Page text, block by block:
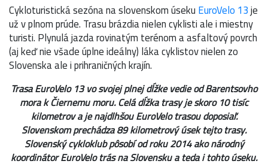
Cykloturistická sezóna na slovenskom úsekuEuroVelo 13je
už v plnom prúde. Trasu brázdia nielen cyklisti ale i miestny
turisti. Plynulá jazda rovinatým terénom a asfaltový povrch
(aj keď nie všade úplne ideálny) láka cyklistov nielen zo
Slovenska ale i prihraničných krajín.
Trasa EuroVelo 13 vo svojej plnej dĺžke vedie od Barentsovho
mora k Čiernemu moru. Celá dĺžka trasy je skoro 10 tisíc
kilometrov a je najdlhšou EuroVelo trasou doposiaľ.
Slovenskom prechádza 89 kilometrový úsek tejto trasy.
Slovenský cykloklub pôsobí od roku 2014 ako národný
koordinátor EuroVelo trás na Slovensku a teda i tohto úseku.